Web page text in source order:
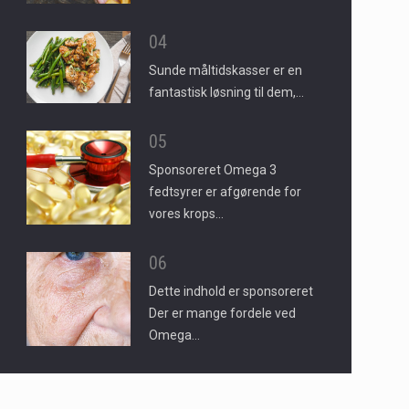
04
Sunde måltidskasser er en
fantastisk løsning til dem,…
05
Sponsoreret Omega 3
fedtsyrer er afgørende for
vores krops…
06
Dette indhold er sponsoreret
Der er mange fordele ved
Omega…